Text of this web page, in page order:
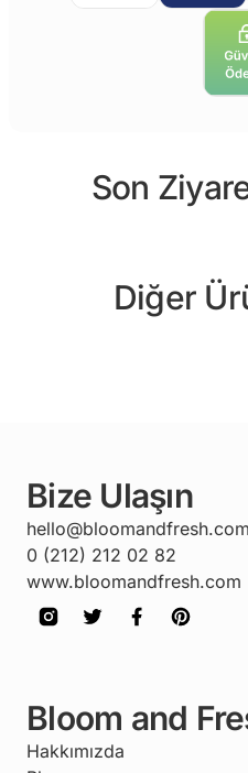
Son
Diğer
Bize Ulaşın
hello@bloomandfresh.com
0 (212) 212 02 82
www.bloomandfresh.com
Bloom and
Hakkımızda